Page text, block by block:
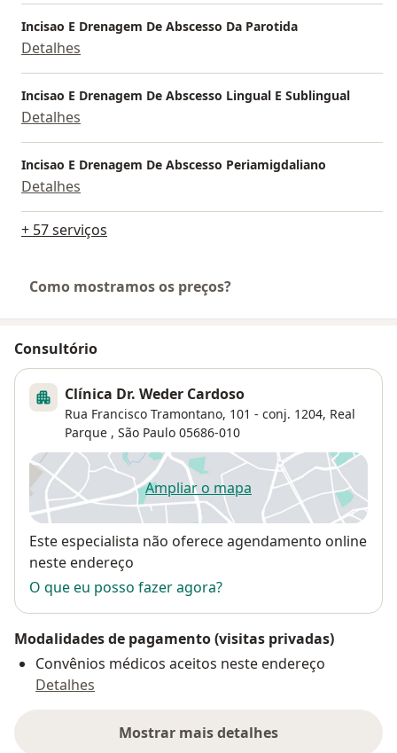
Incisao E Drenagem De Abscesso Da Parotida
Detalhes
Incisao E Drenagem De Abscesso Lingual E Sublingual
Detalhes
Incisao E Drenagem De Abscesso Periamigdaliano
Detalhes
+ 57 serviços
Como mostramos os preços?
Consultório
Clínica Dr. Weder Cardoso
Rua Francisco Tramontano, 101 - conj. 1204, Real
Parque , São Paulo 05686-010
Ampliar o mapaabre num novo separador
Disponibilidade
Este especialista não oferece agendamento online
neste endereço
O que eu posso fazer agora?
Modalidades de pagamento (visitas privadas)
Convênios médicos aceitos neste endereço
Detalhes
Mostrar mais detalhes
sobre o endereço